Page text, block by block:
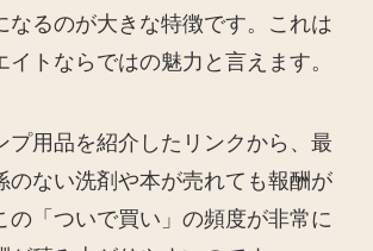
なるのが大きな特徴です。これは
トならではの魅力と言えます。
プ用品を紹介したリンクから、最
のない洗剤や本が売れても報酬が
の「ついで買い」の頻度が非常に